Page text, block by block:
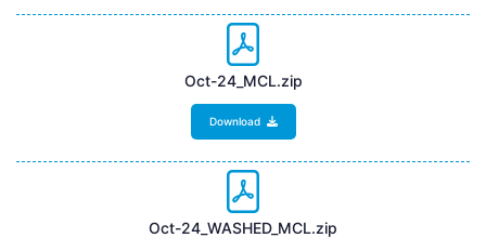
Oct-24_MCL.zip
Download
Oct-24_WASHED_MCL.zip